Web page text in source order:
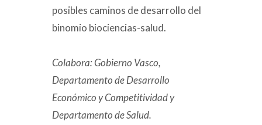
posibles caminos de desarrollo del
binomio biociencias-salud.
Colabora: Gobierno Vasco,
Departamento de Desarrollo
Económico y Competitividad y
Departamento de Salud.